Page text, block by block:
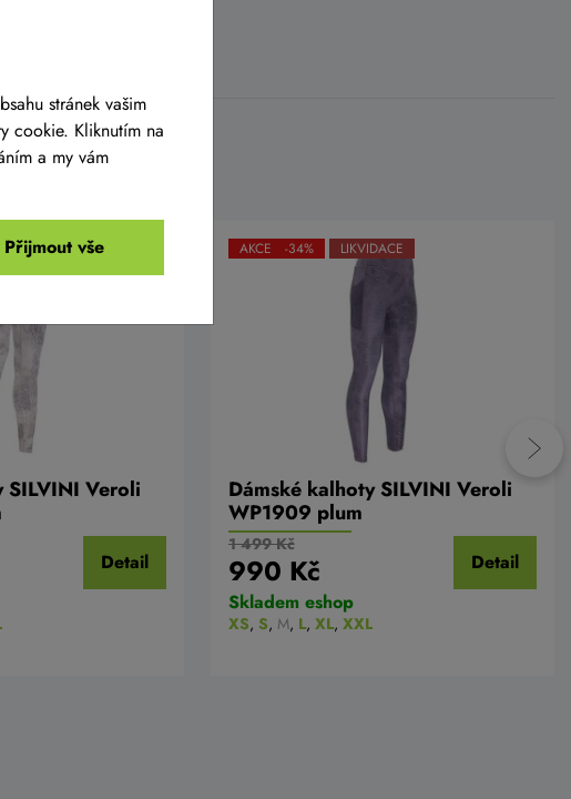
SILVINI Veroli
Detail
Dámské kalhoty SILVINI Veroli
WP1909 plum
AKCE -34% LIKVIDACE
1 499 Kč
990 Kč
Skladem eshop
XS, S, M, L, XL, XXL
Detail
stránek vašim
cookie. Kliknutím na
a my vám
Přijmout vše